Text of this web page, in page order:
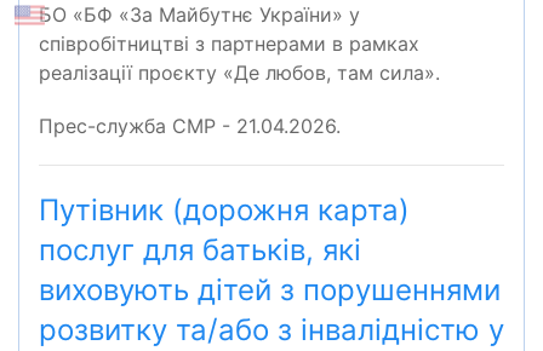
БО «БФ «За Майбутнє України» у
співробітництві з партнерами в рамках
реалізації проєкту «Де любов, там сила».
Прес-служба СМР - 21.04.2026.
Путівник (дорожня карта)
послуг для батьків, які
виховують дітей з порушеннями
розвитку та/або з інвалідністю у